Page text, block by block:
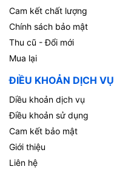
Cam kết chất lượng
Chính sách bảo mật
Thu cũ - Đổi mới
Mua lại
ĐIỀU KHOẢN DỊCH VỤ
Diều khoản dịch vụ
Điều khoản sử dụng
Cam kết bảo mật
Giới thiệu
Liên hệ